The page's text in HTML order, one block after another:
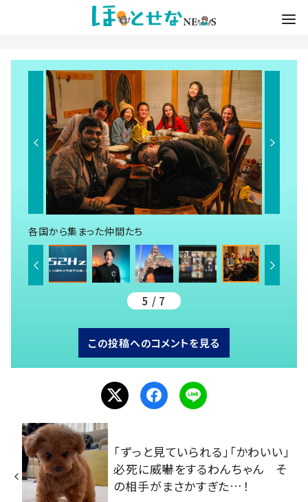
各国から集まった仲間たち
5 / 7
この投稿へのコメントを見る
「ずっと見ていられる」「かわいい」
必死に威嚇をするわんちゃん そ
の相手がまさかすぎた…！